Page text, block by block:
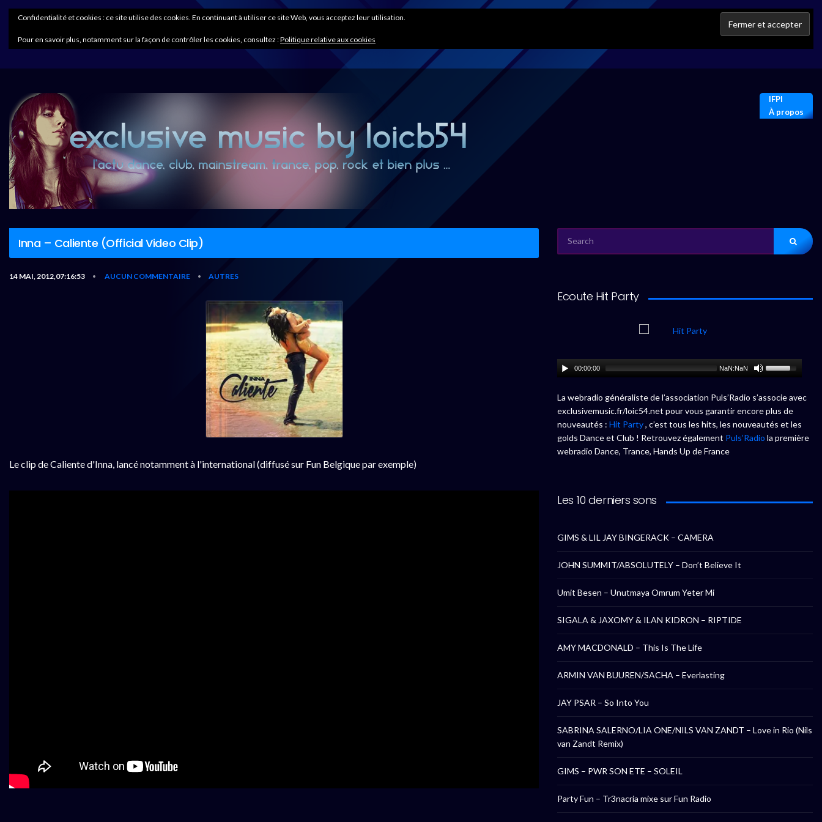
IFPI
À propos
Inna – Caliente (Official Video Clip)
14 MAI, 2012,07:16:53 • AUCUN COMMENTAIRE • AUTRES
Le clip de Caliente d'Inna, lancé notamment à l'international (diffusé sur Fun Belgique par exemple)
FOR:
Ecoute Hit Party
00:00:00 NaN:NaN
La webradio généraliste de l’association Puls’Radio s’associe avec
exclusivemusic.fr/loic54.net pour vous garantir encore plus de
nouveautés : Hit Party, c’est tous les hits, les nouveautés et les
golds Dance et Club ! Retrouvez également Puls’Radio la première
webradio Dance, Trance, Hands Up de France
Les 10 derniers sons
GIMS & LIL JAY BINGERACK – CAMERA
JOHN SUMMIT/ABSOLUTELY – Don’t Believe It
Umit Besen – Unutmaya Omrum Yeter Mi
SIGALA & JAXOMY & ILAN KIDRON – RIPTIDE
AMY MACDONALD – This Is The Life
ARMIN VAN BUUREN/SACHA – Everlasting
JAY PSAR – So Into You
SABRINA SALERNO/LIA ONE/NILS VAN ZANDT – Love in Rio (Nils
van Zandt Remix)
GIMS – PWR SON ETE – SOLEIL
Party Fun – Tr3nacria mixe sur Fun Radio
Confidentialité et cookies : ce site utilise des cookies. En continuant à utiliser ce site Web, vous acceptez leur utilisation.
Pour en savoir plus, notamment sur la façon de contrôler les cookies, consultez :Politique relative aux cookies